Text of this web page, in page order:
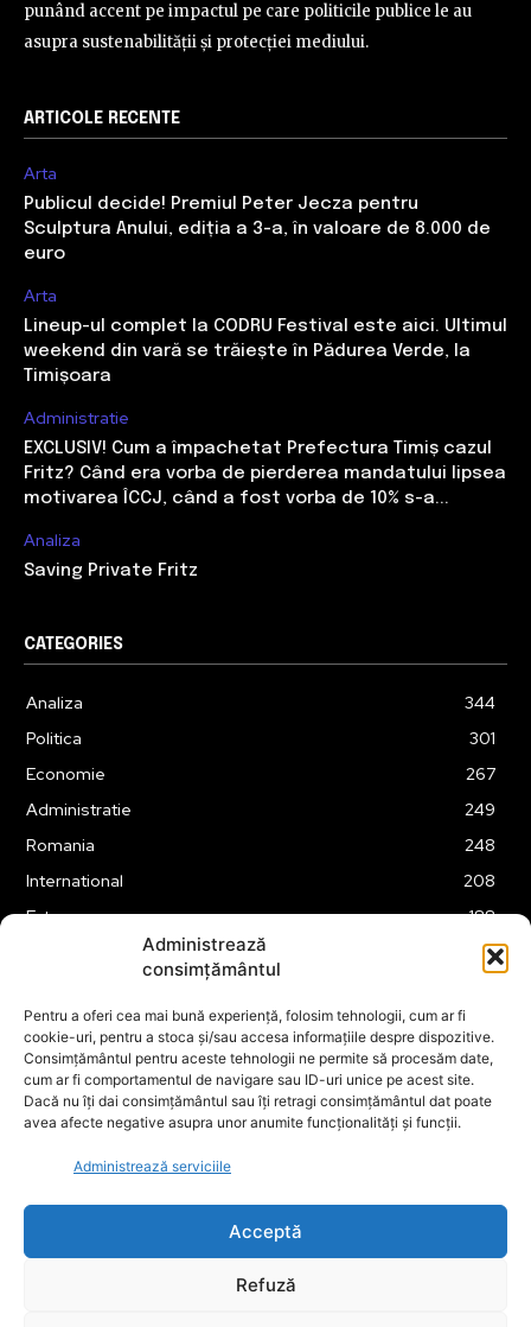
Administrează
consimțământul
Pentru a oferi cea mai bună experiență, folosim tehnologii, cum ar fi
cookie-uri, pentru a stoca și/sau accesa informațiile despre dispozitive.
Consimțământul pentru aceste tehnologii ne permite să procesăm date,
cum ar fi comportamentul de navigare sau ID-uri unice pe acest site.
Dacă nu îți dai consimțământul sau îți retragi consimțământul dat poate
avea afecte negative asupra unor anumite funcționalități și funcții.
Administrează serviciile
Acceptă
Refuză
punând accent pe impactul pe care politicile publice le au
asupra sustenabilității și protecției mediului.
ARTICOLE RECENTE
Arta
Publicul decide! Premiul Peter Jecza pentru
Sculptura Anului, ediția a 3-a, în valoare de 8.000 de
euro
Arta
Lineup-ul complet la CODRU Festival este aici. Ultimul
weekend din vară se trăiește în Pădurea Verde, la
Timișoara
Administratie
EXCLUSIV! Cum a împachetat Prefectura Timiș cazul
Fritz? Când era vorba de pierderea mandatului lipsea
motivarea ÎCCJ, când a fost vorba de 10% s-a...
Analiza
Saving Private Fritz
CATEGORIES
Analiza
344
Politica
301
Economie
267
Administratie
249
Romania
248
International
208
Externe
188
175
Tehnologie
Financiar
160
ABUZURI
158
Social
Educatie
Cultura
149